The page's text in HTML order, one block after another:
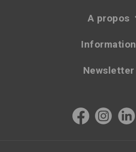
A propos
Information
Newsletter